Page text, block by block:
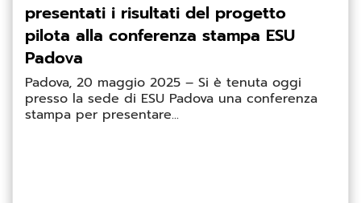
presentati i risultati del progetto
pilota alla conferenza stampa ESU
Padova
Padova, 20 maggio 2025 – Si è tenuta oggi
presso la sede di ESU Padova una conferenza
stampa per presentare...